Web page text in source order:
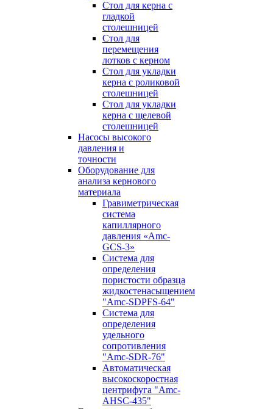
Стол для керна с
гладкой
столешницей
Стол для
перемещения
лотков с керном
Стол для укладки
керна с роликовой
столешницей
Стол для укладки
керна с щелевой
столешницей
Насосы высокого
давления и
точности
Оборудование для
анализа кернового
материала
Гравиметрическая
система
капиллярного
давления «Amc-
GCS-3»
Система для
определения
пористости образца
жидкостенасыщением
"Amc-SDPFS-64"
Система для
определения
удельного
сопротивления
"Amc-SDR-76"
Автоматическая
высокоскоростная
центрифуга "Amc-
AHSC-435"